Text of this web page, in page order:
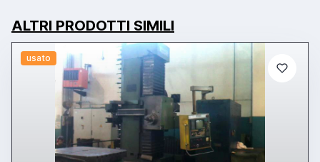
ALTRI PRODOTTI SIMILI
usato